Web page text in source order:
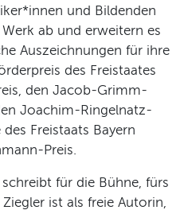
und Bildenden
ab und erweitern es
Auszeichnungen für ihre
des Freistaates
den Jacob-Grimm-
Joachim-Ringelnatz-
Freistaats Bayern
Preis.
für die Bühne, fürs
ist als freie Autorin,